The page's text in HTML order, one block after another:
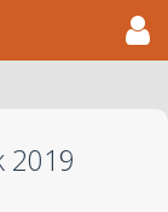
2019